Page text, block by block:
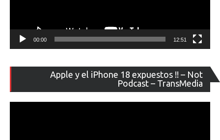
00:00 12:51
Apple y el iPhone 18 expuestos !! – Not
Podcast – TransMedia
de